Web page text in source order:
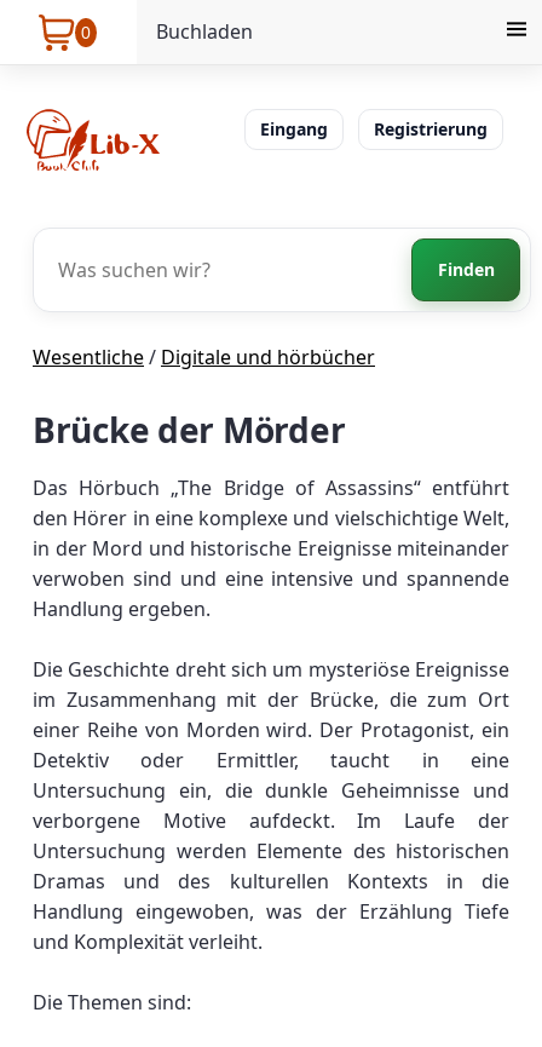
0 Buchladen
Eingang Registrierung
Finden
Wesentliche/ Digitale und hörbücher
Brücke der Mörder
Das Hörbuch „The Bridge of Assassins“ entführt
den Hörer in eine komplexe und vielschichtige Welt,
in der Mord und historische Ereignisse miteinander
verwoben sind und eine intensive und spannende
Handlung ergeben.
Die Geschichte dreht sich um mysteriöse Ereignisse
im Zusammenhang mit der Brücke, die zum Ort
einer Reihe von Morden wird. Der Protagonist, ein
Detektiv oder Ermittler, taucht in eine
Untersuchung ein, die dunkle Geheimnisse und
verborgene Motive aufdeckt. Im Laufe der
Untersuchung werden Elemente des historischen
Dramas und des kulturellen Kontexts in die
Handlung eingewoben, was der Erzählung Tiefe
und Komplexität verleiht.
Die Themen sind: